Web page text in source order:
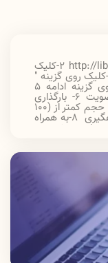
http:// 2-کلیک
3-کلیک روی گزینه "
4 -کلیک روی گزینه ادامه 5
-تکمیل فرم اطلاعات فردی و پایگاه عضویت 6- بارگذاری
مدارک عکس پرسنلی، تصویر کارت ملی با حجم کمتر از (100
کیلوبایت) 7-ثبت نهایی و دریافت کد رهگیری 8-به همراه
خود به